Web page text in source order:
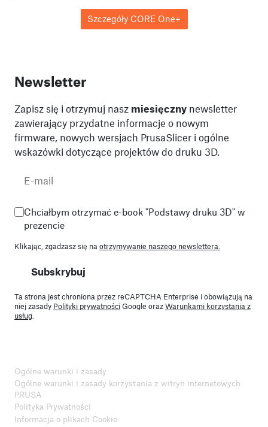
Szczegóły CORE One+
Newsletter
Zapisz się i otrzymuj nasz miesięczny newsletter
zawierający przydatne informacje o nowym
firmware, nowych wersjach PrusaSlicer i ogólne
wskazówki dotyczące projektów do druku 3D.
Chciałbym otrzymać e-book "Podstawy druku 3D" w
prezencie
Klikając, zgadzasz się na otrzymywanie naszego newslettera.
Subskrybuj
Ta strona jest chroniona przez reCAPTCHA Enterprise i obowiązują na
niej zasady Polityki prywatnościGoogle orazWarunkami korzystania z
usług
Ogólne warunki i zasady
Ogólne warunki i zasady korzystania z witryn internetowych
PRUSA
Polityka Prywatności
Informacja o plikach Cookie